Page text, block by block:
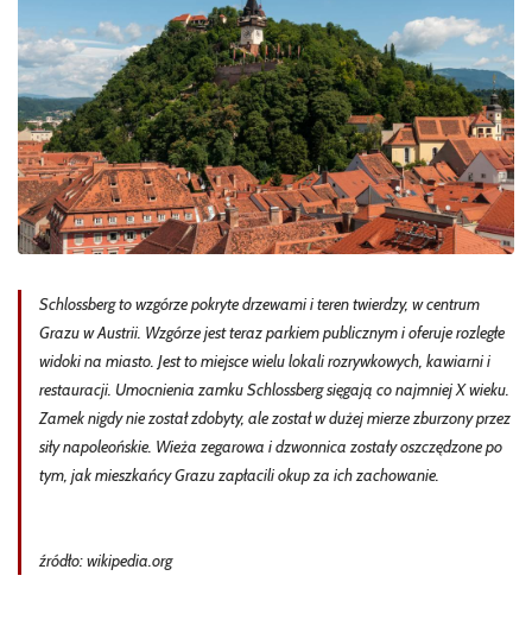
Schlossberg to wzgórze pokryte drzewami i teren twierdzy, w centrum
Grazu w Austrii. Wzgórze jest teraz parkiem publicznym i oferuje rozległe
widoki na miasto. Jest to miejsce wielu lokali rozrywkowych, kawiarni i
restauracji. Umocnienia zamku Schlossberg sięgają co najmniej X wieku.
Zamek nigdy nie został zdobyty, ale został w dużej mierze zburzony przez
siły napoleońskie. Wieża zegarowa i dzwonnica zostały oszczędzone po
tym, jak mieszkańcy Grazu zapłacili okup za ich zachowanie.
źródło: wikipedia.org